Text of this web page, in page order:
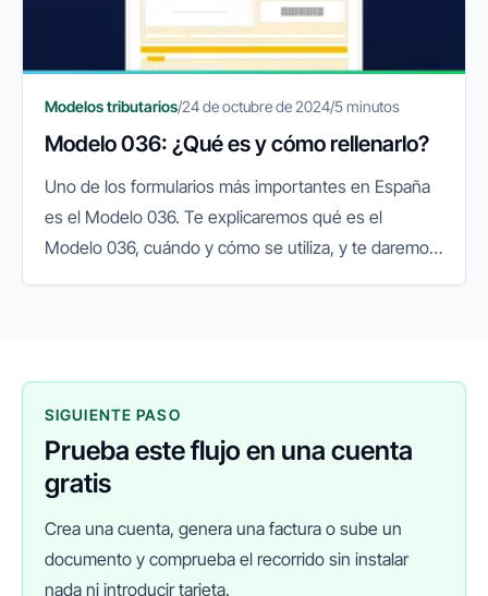
Modelos tributarios/24 de octubre de 2024/5 minutos
Modelo 036: ¿Qué es y cómo rellenarlo?
Uno de los formularios más importantes en España
es el Modelo 036. Te explicaremos qué es el
Modelo 036, cuándo y cómo se utiliza, y te daremos
SIGUIENTE PASO
Prueba este flujo en una cuenta
gratis
Crea una cuenta, genera una factura o sube un
documento y comprueba el recorrido sin instalar
nada ni introducir tarjeta.